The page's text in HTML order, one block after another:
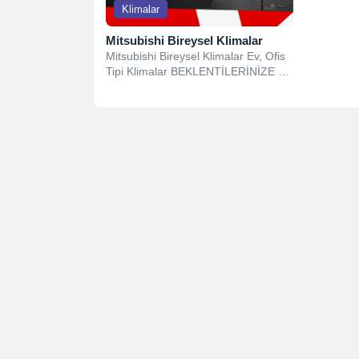
Klimalar
Mitsubishi Bireysel Klimalar
Mitsubishi Bireysel Klimalar Ev, Ofis
Tipi Klimalar BEKLENTİLERİNİZE VE